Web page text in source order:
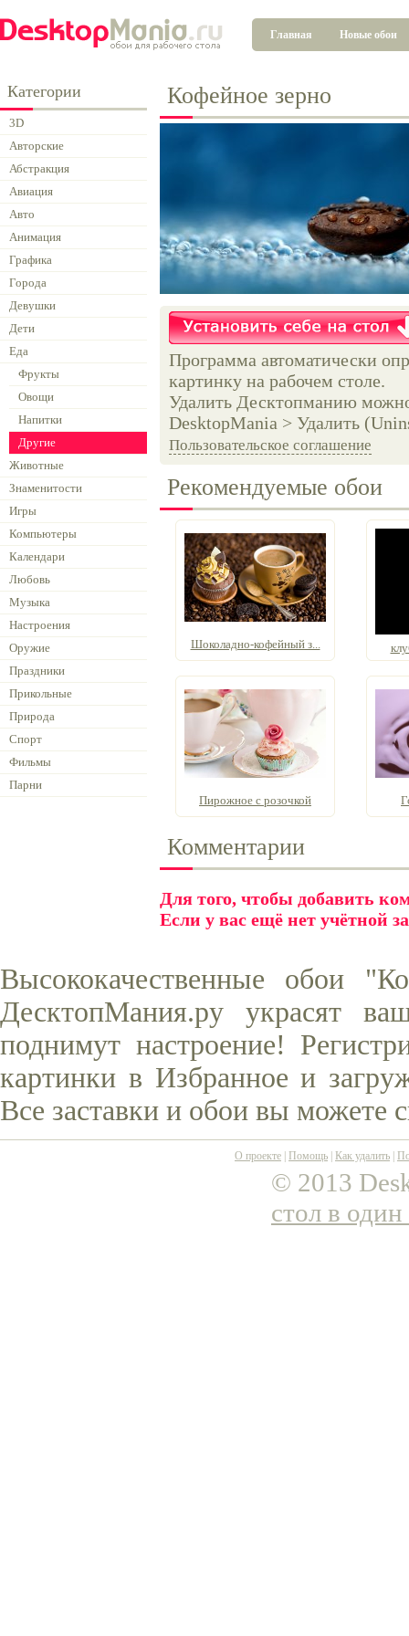
Главная Новые обои
Категории
3D
Авторские
Абстракция
Авиация
Авто
Анимация
Графика
Города
Девушки
Дети
Еда
Фрукты
Овощи
Напитки
Другие
Животные
Знаменитости
Игры
Компьютеры
Календари
Любовь
Музыка
Настроения
Оружие
Праздники
Прикольные
Природа
Спорт
Фильмы
Парни
Кофейное зерно
Программа автоматически
картинку на рабочем столе.
Удалить Десктопманию
DesktopMania > Удалить
Пользовательское соглашение
Рекомендуемые обои
Шоколадно-кофейный з...
Пирожное с розочкой
Комментарии
Для того, чтобы добавить
Если у вас ещё нет учётной
Высококачественные обои
ДесктопМания.ру украсят
поднимут настроение!
картинки в Избранное и
Все заставки и обои вы можете
О проекте Помощь Как удалить
© 2013
стол в